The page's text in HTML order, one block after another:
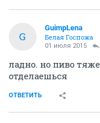
G
GuimpLena
Белая Госпожа
01 июля 2015
ладно. но пиво
отделаешься
ОТВЕТИТЬ